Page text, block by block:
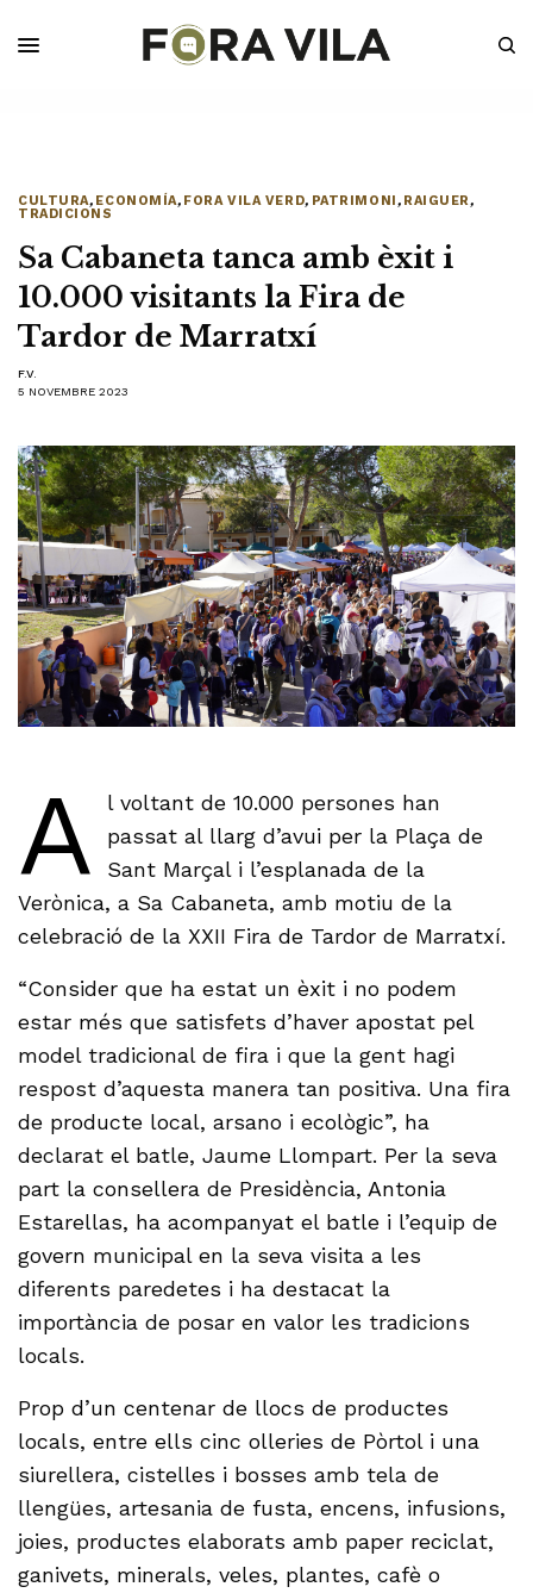
CULTURA, ECONOMÍA, FORA VILA VERD, PATRIMONI , RAIGUER,
TRADICIONS
Sa Cabaneta tanca amb èxit i
10.000 visitants la Fira de
Tardor de Marratxí
F.V.
5 NOVEMBRE 2023
A
l voltant de 10.000 persones han
passat al llarg d’avui per la Plaça de
Sant Marçal i l’esplanada de la
Verònica, a Sa Cabaneta, amb motiu de la
celebració de la XXII Fira de Tardor de Marratxí.
“Consider que ha estat un èxit i no podem
estar més que satisfets d’haver apostat pel
model tradicional de fira i que la gent hagi
respost d’aquesta manera tan positiva. Una fira
de producte local, arsano i ecològic”, ha
declarat el batle, Jaume Llompart. Per la seva
part la consellera de Presidència, Antonia
Estarellas, ha acompanyat el batle i l’equip de
govern municipal en la seva visita a les
diferents paredetes i ha destacat la
importància de posar en valor les tradicions
locals.
Prop d’un centenar de llocs de productes
locals, entre ells cinc olleries de Pòrtol i una
siurellera, cistelles i bosses amb tela de
llengües, artesania de fusta, encens, infusions,
joies, productes elaborats amb paper reciclat,
ganivets, minerals, veles, plantes, cafè o